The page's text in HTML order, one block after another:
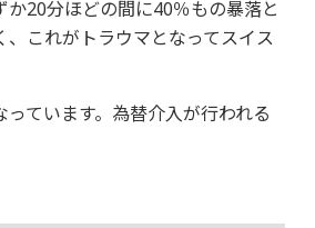
20分ほどの間に40％もの暴落と
これがトラウマとなってスイス
ています。為替介入が行われる